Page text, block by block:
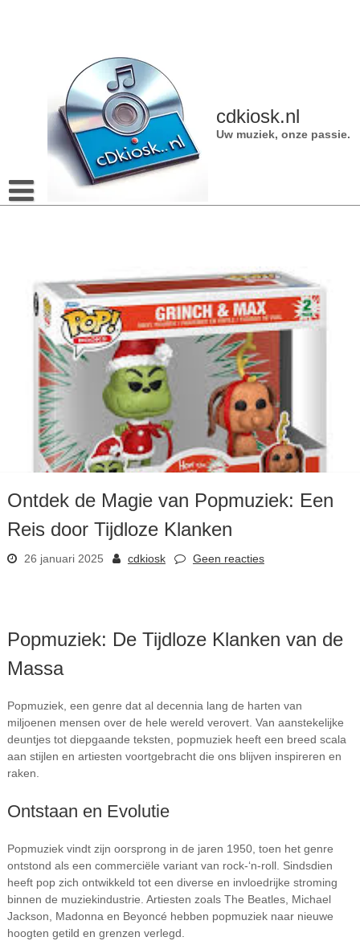
cdkiosk.nl
Uw muziek, onze passie.
Ontdek de Magie van Popmuziek: Een
Reis door Tijdloze Klanken
26 januari 2025 cdkiosk Geen reacties
Popmuziek: De Tijdloze Klanken van de
Massa
Popmuziek, een genre dat al decennia lang de harten van
miljoenen mensen over de hele wereld verovert. Van aanstekelijke
deuntjes tot diepgaande teksten, popmuziek heeft een breed scala
aan stijlen en artiesten voortgebracht die ons blijven inspireren en
raken.
Ontstaan en Evolutie
Popmuziek vindt zijn oorsprong in de jaren 1950, toen het genre
ontstond als een commerciële variant van rock-‘n-roll. Sindsdien
heeft pop zich ontwikkeld tot een diverse en invloedrijke stroming
binnen de muziekindustrie. Artiesten zoals The Beatles, Michael
Jackson, Madonna en Beyoncé hebben popmuziek naar nieuwe
hoogten getild en grenzen verlegd.